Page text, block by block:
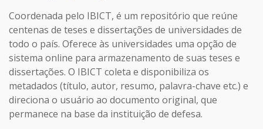
Coordenada pelo IBICT, é um repositório que reúne
centenas de teses e dissertações de universidades de
todo o país. Oferece às universidades uma opção de
sistema online para armazenamento de suas teses e
dissertações. O IBICT coleta e disponibiliza os
metadados (título, autor, resumo, palavra-chave etc.) e
direciona o usuário ao documento original, que
permanece na base da instituição de defesa.